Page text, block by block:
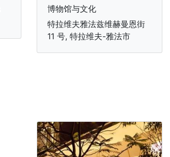
博物馆与文化
特拉维夫雅法兹维赫曼恩街
11 号, 特拉维夫-雅法市